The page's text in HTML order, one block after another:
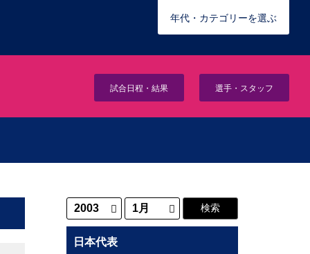
年代・カテゴリーを選ぶ
試合日程・結果 選手・スタッフ
日本代表